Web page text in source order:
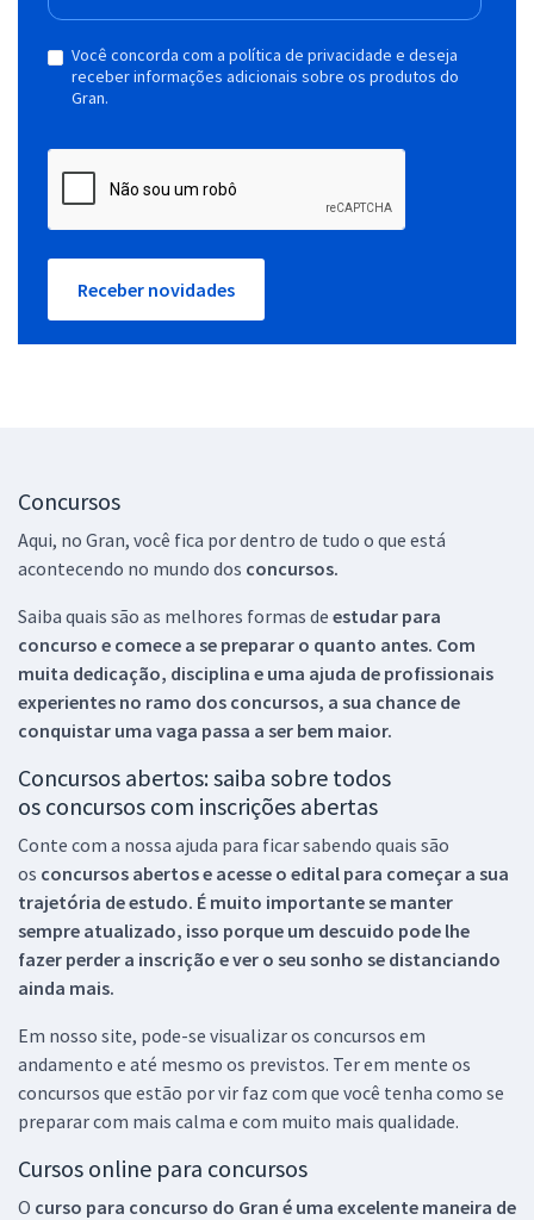
Você concorda com a política de privacidade e deseja
receber informações adicionais sobre os produtos do
Gran.
Receber novidades
Concursos
Aqui, no Gran, você fica por dentro de tudo o que está
acontecendo no mundo dos concursos.
Saiba quais são as melhores formas de estudar para
concurso e comece a se preparar o quanto antes. Com
muita dedicação, disciplina e uma ajuda de profissionais
experientes no ramo dos concursos, a sua chance de
conquistar uma vaga passa a ser bem maior.
Concursos abertos: saiba sobre todos
os concursos com inscrições abertas
Conte com a nossa ajuda para ficar sabendo quais são
os concursos abertos e acesse o edital para começar a sua
trajetória de estudo. É muito importante se manter
sempre atualizado, isso porque um descuido pode lhe
fazer perder a inscrição e ver o seu sonho se distanciando
ainda mais.
Em nosso site, pode-se visualizar os concursos em
andamento e até mesmo os previstos. Ter em mente os
concursos que estão por vir faz com que você tenha como se
preparar com mais calma e com muito mais qualidade.
Cursos online para concursos
O curso para concurso do Gran é uma excelente maneira de